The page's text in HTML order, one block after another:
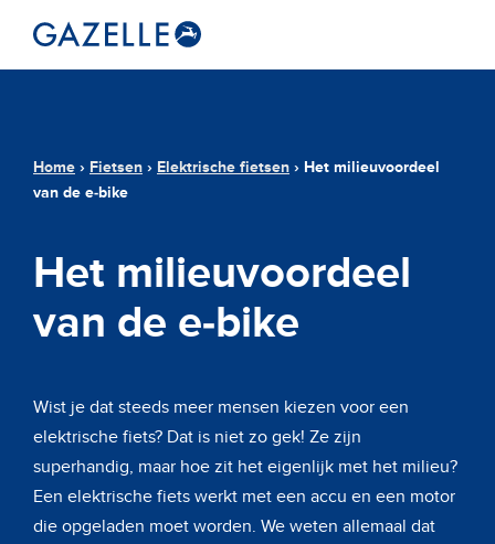
Home › Fietsen › Elektrische fietsen › Het milieuvoordeel
van de e-bike
Het milieuvoordeel
van de e-bike
Wist je dat steeds meer mensen kiezen voor een
elektrische fiets? Dat is niet zo gek! Ze zijn
superhandig, maar hoe zit het eigenlijk met het milieu?
Een elektrische fiets werkt met een accu en een motor
die opgeladen moet worden. We weten allemaal dat